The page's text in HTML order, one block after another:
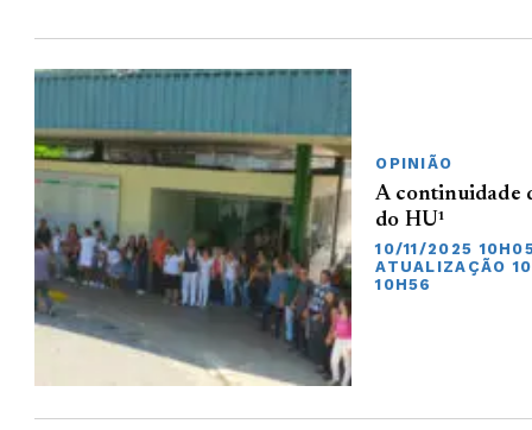
OPINIÃO
A continuidade
do HU¹
10/11/2025
ATUALIZAÇÃO
10H56